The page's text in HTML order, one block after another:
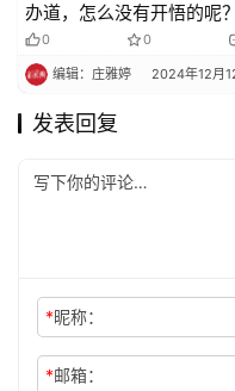
办道，怎么没有开悟的呢？
0 0
编辑：庄雅婷 2024年12月
发表回复
*昵称：
*邮箱：